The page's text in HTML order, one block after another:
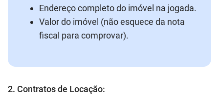
Endereço completo do imóvel na jogada.
Valor do imóvel (não esquece da nota
fiscal para comprovar).
2. Contratos de Locação: